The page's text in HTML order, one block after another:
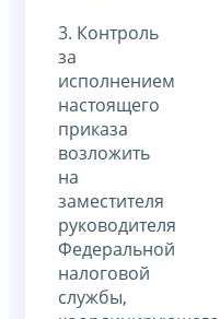
3. Контроль
за
исполнением
настоящего
приказа
возложить
на
заместителя
руководителя
Федеральной
налоговой
службы,